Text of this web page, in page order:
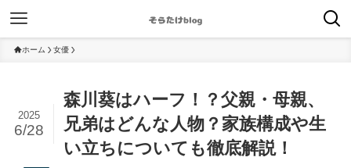
ホーム 女優
森川葵はハーフ！？父親・母親、
兄弟はどんな人物？家族構成や生
い立ちについても徹底解説！
2025
6/28